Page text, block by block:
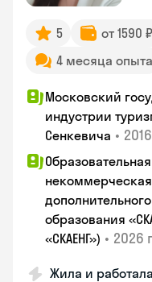
5
от 1590
4 месяца опыта
Московский
индустрии
Сенкевича •
образования
«СКАЕНГ») • 2026
Жила и